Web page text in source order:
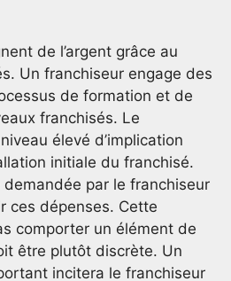
de l’argent grâce au
Un franchiseur engage des
de formation et de
franchisés. Le
élevé d’implication
initiale du franchisé.
par le franchiseur
ces dépenses. Cette
comporter un élément de
être plutôt discrète. Un
incitera le franchiseur